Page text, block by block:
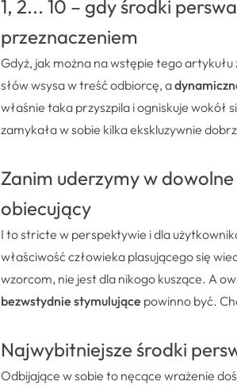
1, 2... 10 – gdy środki
przeznaczeniem
Gdyż, jak można na wstępie tego
słów wsysa w treść odbiorcę, a
właśnie taka przyszpila i ogniskuje wokół
zamykała w sobie kilka ekskluzywnie
Zanim uderzymy w
obiecujący
I to stricte w perspektywie i dla
właściwość człowieka plasującego się
wzorcom, nie jest dla nikogo kuszące. A
bezwstydnie stymulujące powinno być.
Najwybitniejsze środki
Odbijające w sobie to nęcące wrażenie